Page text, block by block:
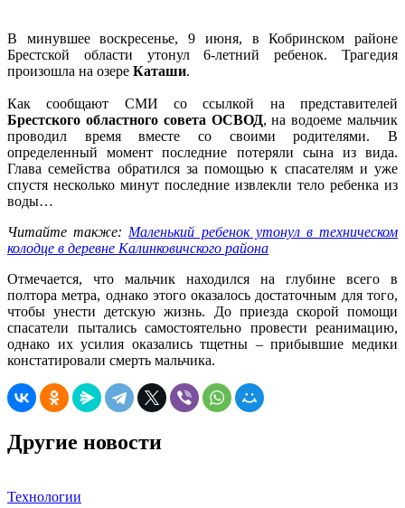
В минувшее воскресенье, 9 июня, в Кобринском районе
Брестской области утонул 6-летний ребенок. Трагедия
произошла на озере Каташи.
Как сообщают СМИ со ссылкой на представителей
Брестского областного совета ОСВОД, на водоеме мальчик
проводил время вместе со своими родителями. В
определенный момент последние потеряли сына из вида.
Глава семейства обратился за помощью к спасателям и уже
спустя несколько минут последние извлекли тело ребенка из
воды…
Читайте также: Маленький ребенок утонул в техническом
колодце в деревне Калинковичского района
Отмечается, что мальчик находился на глубине всего в
полтора метра, однако этого оказалось достаточным для того,
чтобы унести детскую жизнь. До приезда скорой помощи
спасатели пытались самостоятельно провести реанимацию,
однако их усилия оказались тщетны – прибывшие медики
констатировали смерть мальчика.
Другие новости
Технологии